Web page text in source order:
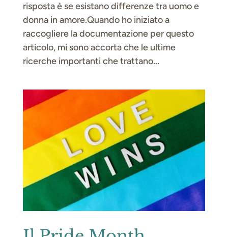
risposta è se esistano differenze tra uomo e
donna in amore.Quando ho iniziato a
raccogliere la documentazione per questo
articolo, mi sono accorta che le ultime
ricerche importanti che trattano...